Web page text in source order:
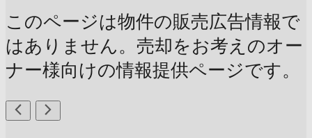
このページは物件の販売広告情報で
はありません。売却をお考えのオー
ナー様向けの情報提供ページです。